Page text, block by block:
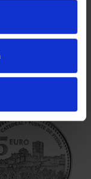
ESPAÑOLAS
73,00 €